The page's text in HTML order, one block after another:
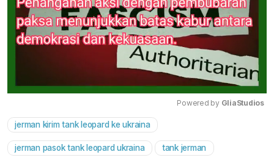
Powered by GliaStudios
jerman kirim tank leopard ke ukraina
jerman pasok tank leopard ukraina tank jerman